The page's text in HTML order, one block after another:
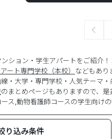
ション・学生アパートをご紹介
ート専門学校（本校） などもあり
・大学・専門学校・人気テーマ・
のまとめページもありますので、是
ース,動物看護師コースの学生向けの
り込み条件